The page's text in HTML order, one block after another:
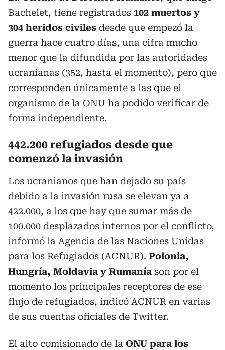
Bachelet, tiene registrados 102 muertos y
304 heridos civiles desde que empezó la
guerra hace cuatro días, una cifra mucho
menor que la difundida por las autoridades
ucranianas (352, hasta el momento), pero que
corresponden únicamente a las que el
organismo de la ONU ha podido verificar de
forma independiente.
442.200 refugiados desde que
comenzó la invasión
Los ucranianos que han dejado su país
debido a la invasión rusa se elevan ya a
422.000, a los que hay que sumar más de
100.000 desplazados internos por el conflicto,
informó la Agencia de las Naciones Unidas
para los Refugiados (ACNUR). Polonia,
Hungría, Moldavia y Rumanía son por el
momento los principales receptores de ese
flujo de refugiados, indicó ACNUR en varias
de sus cuentas oficiales de Twitter.
El alto comisionado de la ONU para los